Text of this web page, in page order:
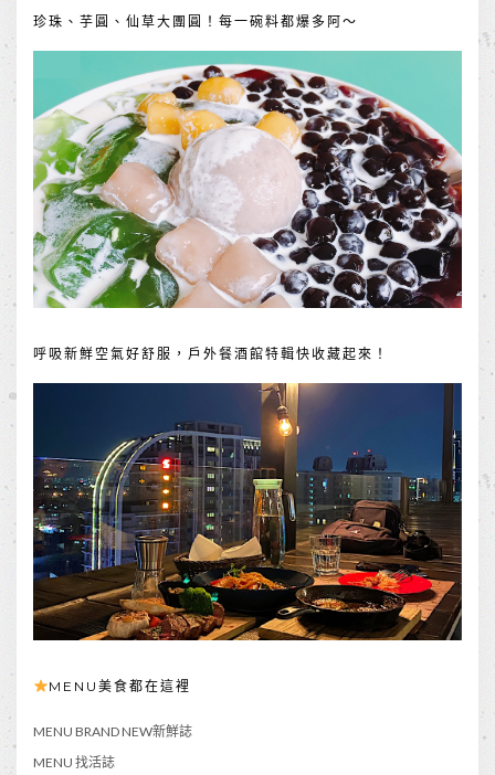
珍珠、芋圓、仙草大團圓！每一碗料都爆多阿～
呼吸新鮮空氣好舒服，戶外餐酒館特輯快收藏起來！
MENU美食都在這裡
MENU BRAND NEW新鮮誌
MENU 找活誌